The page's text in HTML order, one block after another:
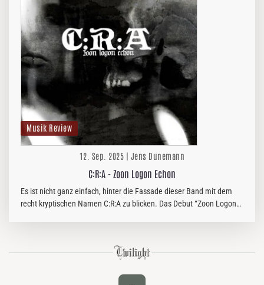
Musik Review
12. Sep. 2025 | Jens Dunemann
C:R:A - Zoon Logon Echon
Es ist nicht ganz einfach, hinter die Fassade dieser Band mit dem
recht kryptischen Namen C:R:A zu blicken. Das Debut “Zoon Logon